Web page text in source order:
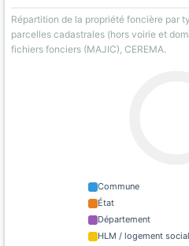
Répartition de la propriété foncière par
parcelles cadastrales (hors voirie et
fichiers fonciers (MAJIC), CEREMA.
Commune
État
Département
HLM / logement social